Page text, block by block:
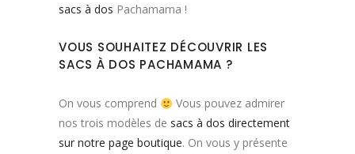
sacs à dos Pachamama !
VOUS SOUHAITEZ DÉCOUVRIR LES
SACS À DOS PACHAMAMA ?
On vous comprend
Vous pouvez admirer
nos trois modèles de sacs à dos directement
sur notre page boutique. On vous y présente